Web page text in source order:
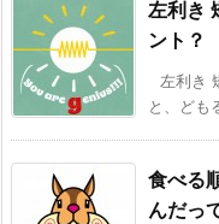
左利き
ント？
左利き
と、ども
食べる
んだっ